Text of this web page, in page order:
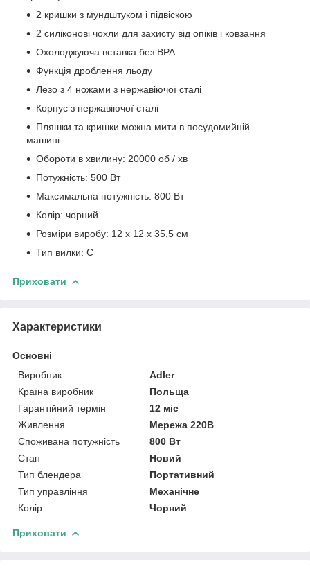
2 кришки з мундштуком і підвіскою
2 силіконові чохли для захисту від опіків і ковзання
Охолоджуюча вставка без BPA
Функція дроблення льоду
Лезо з 4 ножами з нержавіючої сталі
Корпус з нержавіючої сталі
Пляшки та кришки можна мити в посудомийній
машині
Обороти в хвилину: 20000 об / хв
Потужність: 500 Вт
Максимальна потужність: 800 Вт
Колір: чорний
Розміри виробу: 12 х 12 х 35,5 см
Тип вилки: C
Приховати
Характеристики
Основні
Виробник
Adler
Країна виробник
Польща
Гарантійний термін
12 міс
Живлення
Мережа 220В
Споживана потужність
800 Вт
Стан
Новий
Тип блендера
Портативний
Тип управління
Механічне
Колір
Чорний
Приховати